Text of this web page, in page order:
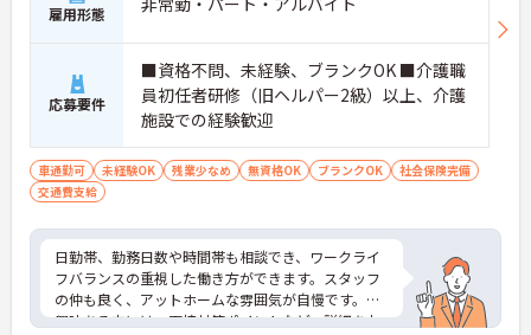
雇用形態
応募要件
■資格不問、未経験、ブランクOK ■介護職
員初任者研修（旧ヘルパー2級）以上、介護
施設での経験歓迎
車通勤可 未経験OK 残業少なめ 無資格OK ブランクOK
社会保険完備
交通費支給
日勤帯、勤務日数や時間帯も相談でき、ワークライ
フバランスの重視した働き方ができます。スタッフ
の仲も良く、アットホームな雰囲気が自慢です。ご
興味ある方には、面接対策ポイントなど、詳細をお